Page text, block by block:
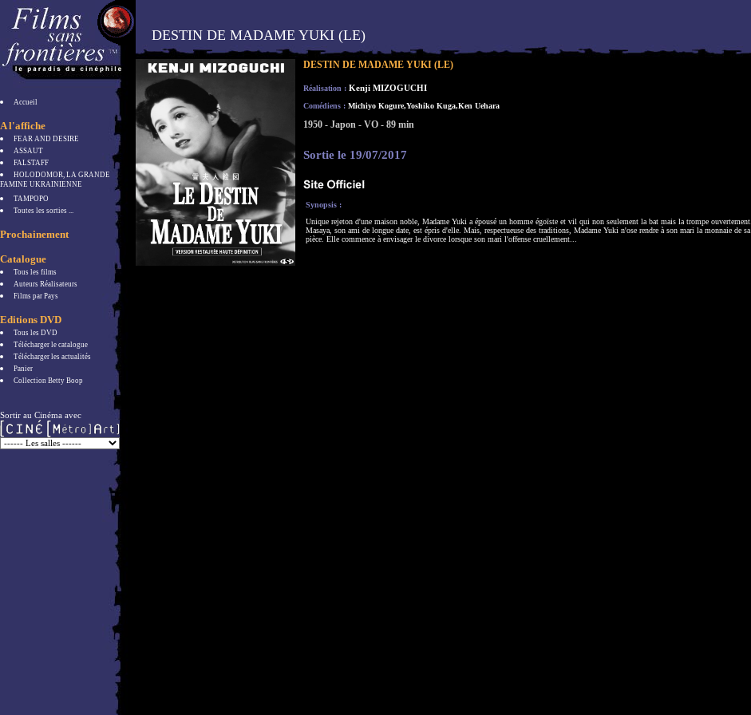
Accueil
A l'affiche
FEAR AND DESIRE
ASSAUT
FALSTAFF
HOLODOMOR, LA GRANDE
FAMINE UKRAINIENNE
TAMPOPO
Toutes les sorties ...
Prochainement
Catalogue
Tous les films
Auteurs Réalisateurs
Films par Pays
Editions DVD
Tous les DVD
Télécharger le catalogue
Télécharger les actualités
Panier
Collection Betty Boop
Sortir au Cinéma avec
DESTIN DE MADAME YUKI (LE)
DESTIN DE MADAME YUKI (LE)
Réalisation : Kenji MIZOGUCHI
Comédiens : Michiyo Kogure,Yoshiko Kuga,Ken Uehara
1950 - Japon - VO - 89 min
Sortie le 19/07/2017
Synopsis :
Unique rejeton d'une maison noble, Madame Yuki a épousé un homme égoïste et vil qui non seulement la bat mais la trompe ouvertement.
Masaya, son ami de longue date, est épris d'elle. Mais, respectueuse des traditions, Madame Yuki n'ose rendre à son mari la monnaie de sa
pièce. Elle commence à envisager le divorce lorsque son mari l'offense cruellement...